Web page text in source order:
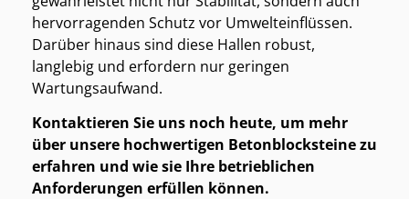
hervorragenden Schutz vor Umwelteinflüssen.
Darüber hinaus sind diese Hallen robust,
langlebig und erfordern nur geringen
Wartungsaufwand.
Kontaktieren Sie uns noch heute, um mehr
über unsere hochwertigen Betonblocksteine zu
erfahren und wie sie Ihre betrieblichen
Anforderungen erfüllen können.